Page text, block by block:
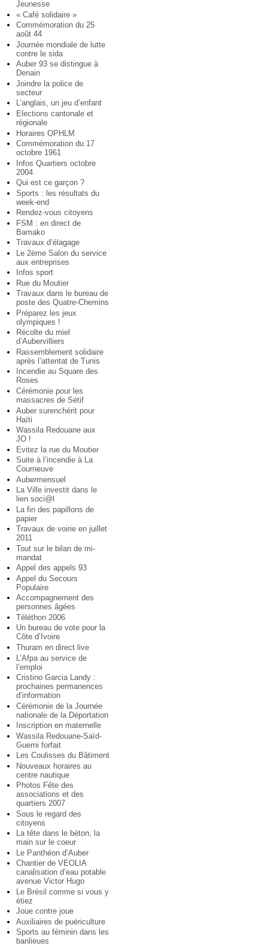
Jeunesse
« Café solidaire »
Commémoration du 25
août 44
Journée mondiale de lutte
contre le sida
Auber 93 se distingue à
Denain
Joindre la police de
secteur
L’anglais, un jeu d’enfant
Elections cantonale et
régionale
Horaires OPHLM
Commémoration du 17
octobre 1961
Infos Quartiers octobre
2004
Qui est ce garçon ?
Sports : les résultats du
week-end
Rendez-vous citoyens
FSM : en direct de
Bamako
Travaux d’élagage
Le 2ème Salon du service
aux entreprises
Infos sport
Rue du Moutier
Travaux dans le bureau de
poste des Quatre-Chemins
Préparez les jeux
olympiques !
Récolte du miel
d’Aubervilliers
Rassemblement solidaire
après l’attentat de Tunis
Incendie au Square des
Roses
Cérémonie pour les
massacres de Sétif
Auber surenchérit pour
Haïti
Wassila Redouane aux
JO !
Evitez la rue du Moutier
Suite à l’incendie à La
Courneuve
Aubermensuel
La Ville investit dans le
lien soci@l
La fin des papillons de
papier
Travaux de voirie en juillet
2011
Tout sur le bilan de mi-
mandat
Appel des appels 93
Appel du Secours
Populaire
Accompagnement des
personnes âgées
Téléthon 2006
Un bureau de vote pour la
Côte d’Ivoire
Thuram en direct live
L’Afpa au service de
l’emploi
Cristino Garcia Landy :
prochaines permanences
d’information
Cérémonie de la Journée
nationale de la Déportation
Inscription en maternelle
Wassila Redouane-Saïd-
Guerni forfait
Les Coulisses du Bâtiment
Nouveaux horaires au
centre nautique
Photos Fête des
associations et des
quartiers 2007
Sous le regard des
citoyens
La tête dans le béton, la
main sur le coeur
Le Panthéon d’Auber
Chantier de VEOLIA
canalisation d’eau potable
avenue Victor Hugo
Le Brésil comme si vous y
étiez
Joue contre joue
Auxiliaires de puériculture
Sports au féminin dans les
banlieues